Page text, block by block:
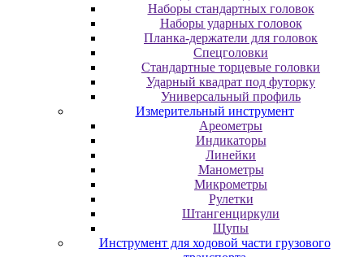
Наборы стандартных головок
Наборы ударных головок
Планка-держатели для головок
Спецголовки
Стандартные торцевые головки
Ударный квадрат под футорку
Универсальный профиль
Измерительный инструмент
Ареометры
Индикаторы
Линейки
Манометры
Микрометры
Рулетки
Штангенциркули
Щупы
Инструмент для ходовой части грузового